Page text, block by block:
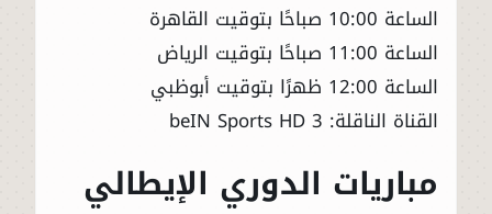
الساعة 10:00 صباحًا بتوقيت القاهرة
الساعة 11:00 صباحًا بتوقيت الرياض
الساعة 12:00 ظهرًا بتوقيت أبوظبي
القناة الناقلة: beIN Sports HD 3
مباريات الدوري الإيطالي